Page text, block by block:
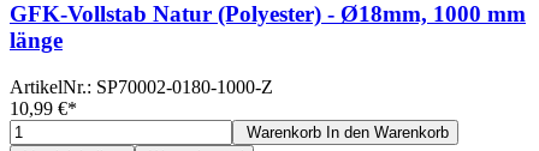
GFK-Vollstab Natur (Polyester) - Ø18mm, 1000 mm
länge
ArtikelNr.: SP70002-0180-1000-Z
10,99 €*
Warenkorb In den Warenkorb